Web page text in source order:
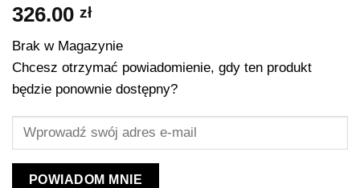
326.00 zł
Brak w Magazynie
Chcesz otrzymać powiadomienie, gdy ten produkt
będzie ponownie dostępny?
POWIADOM MNIE